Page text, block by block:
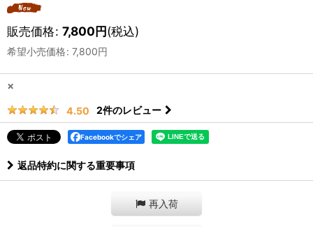
販売価格: 7,800円(税込)
希望小売価格: 7,800円
×
4.50 2件のレビュー
Facebookでシェア
返品特約に関する重要事項
再入荷